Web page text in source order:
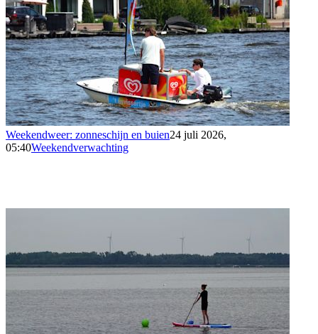
Weekendweer: zonneschijn en buien24 juli 2026,
05:40Weekendverwachting